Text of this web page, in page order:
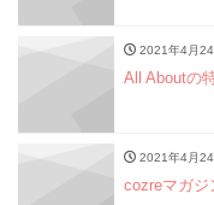
2021年4月24
All Aboutの
2021年4月24
cozreマガジ